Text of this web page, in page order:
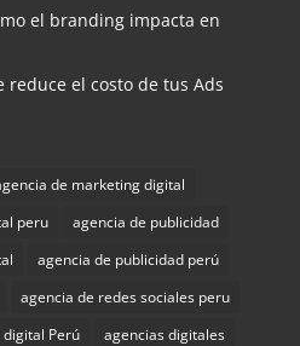
el branding impacta en
reduce el costo de tus Ads
de marketing digital
peru
agencia de publicidad
agencia de publicidad perú
agencia de redes sociales peru
Perú
agencias digitales